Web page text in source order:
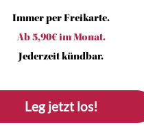
Immer per Freikarte.
Ab 5,90€ im Monat.
Jederzeit kündbar.
Leg jetzt los!